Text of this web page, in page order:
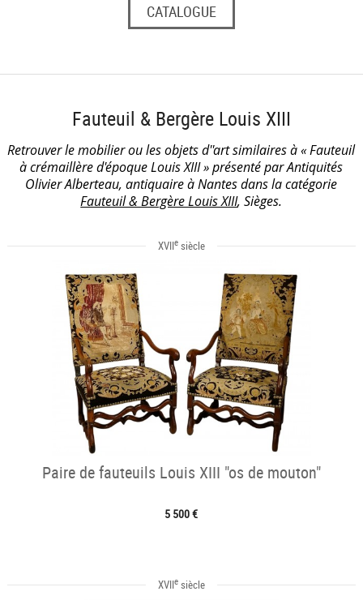
CATALOGUE
Fauteuil & Bergère Louis XIII
Retrouver le mobilier ou les objets d''art similaires à « Fauteuil
à crémaillère d'époque Louis XIII » présenté par Antiquités
Olivier Alberteau, antiquaire à Nantes dans la catégorie
Fauteuil & Bergère Louis XIII, Sièges.
XVIIesiècle
Paire de fauteuils Louis XIII "os de mouton"
5 500 €
XVIIesiècle